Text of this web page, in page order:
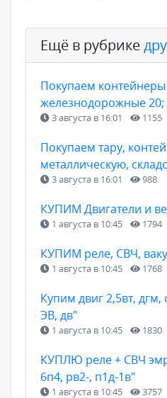
Ещё в рубрике
Покупаем
железнодорожные 20;
3 августа в 16:01 1155
Покупаем тару,
металлическую,
3 августа в 16:01 988
КУПИМ Двигатели и
1 августа в 10:45 1794
КУПИМ реле, СВЧ,
1 августа в 10:45 1768
Купим двиг 2,5вт, дгм,
ЭВ, дв"
1 августа в 10:45 1830
КУПЛЮ реле + СВЧ
6п4, рв2-, п1д-1в"
1 августа в 10:45 3757